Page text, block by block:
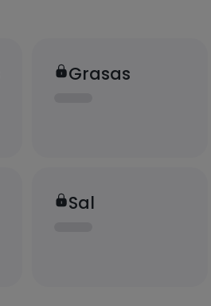
Grasas
Sal